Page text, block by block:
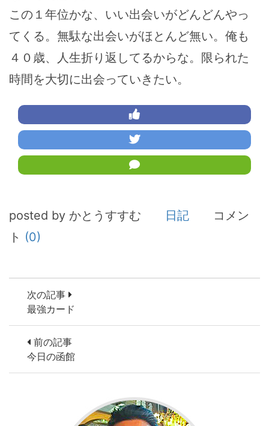
この１年位かな、いい出会いがどんどんやっ
てくる。無駄な出会いがほとんど無い。俺も
４０歳、人生折り返してるからな。限られた
時間を大切に出会っていきたい。
posted by かとうすすむ 日記
コメン
ト (0)
次の記事
最強カード
前の記事
今日の函館